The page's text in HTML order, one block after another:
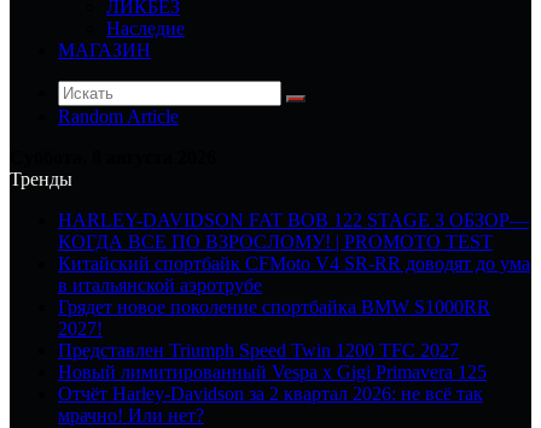
ЛИКБЕЗ
Наследие
МАГАЗИН
Random Article
Тренды
HARLEY-DAVIDSON FAT BOB 122 STAGE 3 ОБЗОР—
КОГДА ВСЕ ПО ВЗРОСЛОМУ! | PROMOTO TEST
Китайский спортбайк CFMoto V4 SR-RR доводят до ума
в итальянской аэротрубе
Грядет новое поколение спортбайка BMW S1000RR
2027!
Представлен Triumph Speed Twin 1200 TFC 2027
Новый лимитированный Vespa x Gigi Primavera 125
Отчёт Harley-Davidson за 2 квартал 2026: не всё так
мрачно! Или нет?